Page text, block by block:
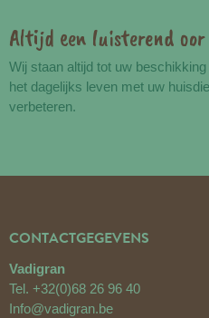
Altijd een luisterend oor
Wij staan altijd tot uw
het dagelijks leven met uw
verbeteren.
CONTACTGEGEVENS
Vadigran
Tel. +32(0)68 26 96 40
Info@vadigran.be